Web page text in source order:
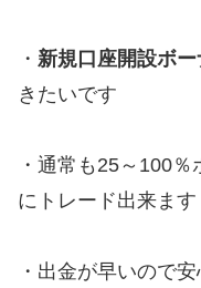
・ 新規口座開設ボ
きたいです
・通常も25～100
にトレード出来ます
・出金が早いので